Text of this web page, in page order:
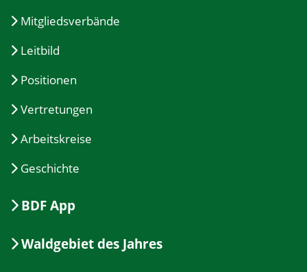
Mitgliedsverbände
Leitbild
Positionen
Vertretungen
Arbeitskreise
Geschichte
BDF App
Waldgebiet des Jahres